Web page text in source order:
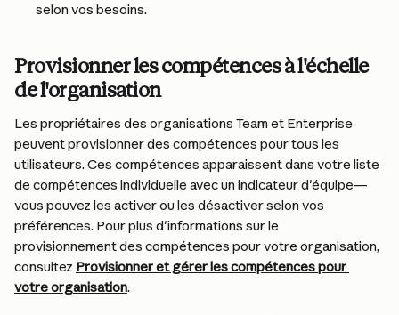
selon vos besoins.
Provisionner les compétences à l'échelle
de l'organisation
Les propriétaires des organisations Team et Enterprise
peuvent provisionner des compétences pour tous les
utilisateurs. Ces compétences apparaissent dans votre liste
de compétences individuelle avec un indicateur d'équipe—
vous pouvez les activer ou les désactiver selon vos
préférences. Pour plus d'informations sur le
provisionnement des compétences pour votre organisation,
consultez Provisionner et gérer les compétences pour
votre organisation.